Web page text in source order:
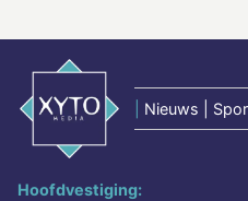
Nieuws |
Hoofdvestiging: